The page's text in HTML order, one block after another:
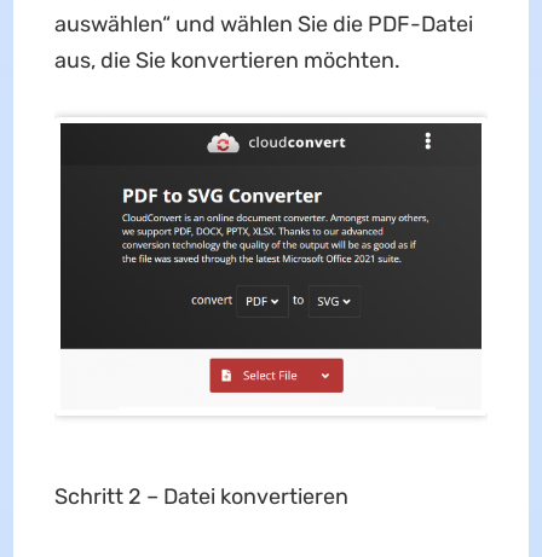
auswählen“ und wählen Sie die PDF-Datei
aus, die Sie konvertieren möchten.
Schritt 2 – Datei konvertieren